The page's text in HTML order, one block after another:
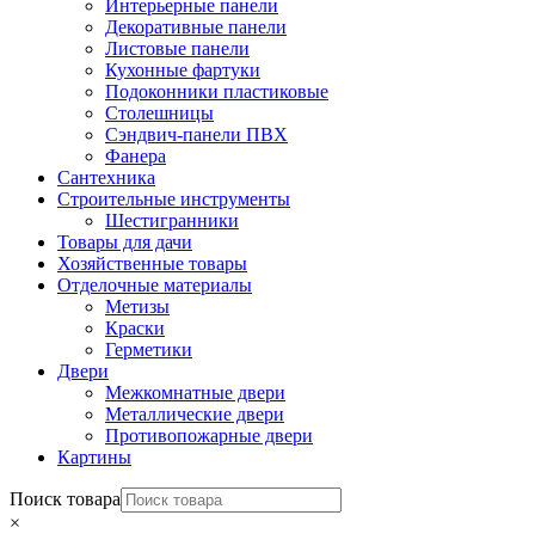
Интерьерные панели
Декоративные панели
Листовые панели
Кухонные фартуки
Подоконники пластиковые
Столешницы
Сэндвич-панели ПВХ
Фанера
Сантехника
Строительные инструменты
Шестигранники
Товары для дачи
Хозяйственные товары
Отделочные материалы
Метизы
Краски
Герметики
Двери
Межкомнатные двери
Металлические двери
Противопожарные двери
Картины
Поиск товара
×